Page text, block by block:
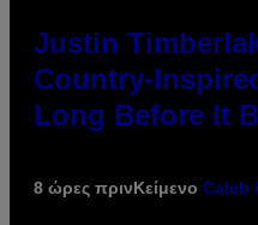
Justin
Country-
Long Before It
8 ώρες πρινΚείμενο Caleb